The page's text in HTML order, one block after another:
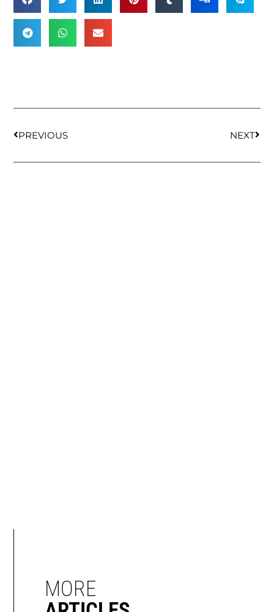
PREVIOUS NEXT
MORE